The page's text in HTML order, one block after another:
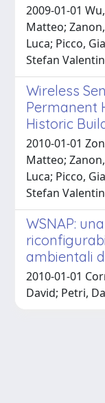
2009-01-01
Matteo;
Luca; Picco,
Stefan
Wireless
Permanent
Historic
2010-01-01
Matteo;
Luca; Picco,
Stefan
WSNAP:
ambientali
2010-01-01
David; Petri,